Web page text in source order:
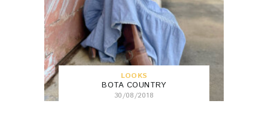
LOOKS
BOTA COUNTRY
30/08/2018